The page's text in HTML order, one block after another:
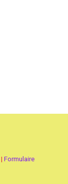
| Formulaire